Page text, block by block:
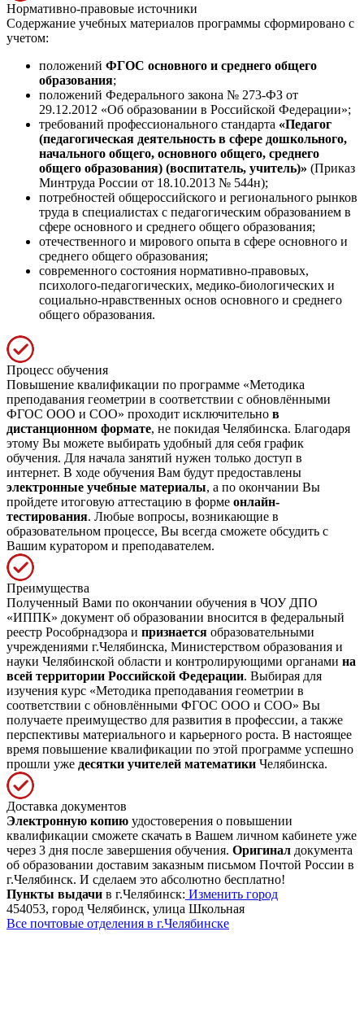
Нормативно-правовые источники
Содержание учебных материалов программы сформировано с
учетом:
положений ФГОС основного и среднего общего
образования;
положений Федерального закона № 273-ФЗ от
29.12.2012 «Об образовании в Российской Федерации»;
требований профессионального стандарта «Педагог
(педагогическая деятельность в сфере дошкольного,
начального общего, основного общего, среднего
общего образования) (воспитатель, учитель)» (Приказ
Минтруда России от 18.10.2013 № 544н);
потребностей общероссийского и регионального рынков
труда в специалистах с педагогическим образованием в
сфере основного и среднего общего образования;
отечественного и мирового опыта в сфере основного и
среднего общего образования;
современного состояния нормативно-правовых,
психолого-педагогических, медико-биологических и
социально-нравственных основ основного и среднего
общего образования.
Процесс обучения
Повышение квалификации по программе «Методика
преподавания геометрии в соответствии с обновлёнными
ФГОС ООО и СОО» проходит исключительно в
дистанционном формате, не покидая Челябинска. Благодаря
этому Вы можете выбирать удобный для себя график
обучения. Для начала занятий нужен только доступ в
интернет. В ходе обучения Вам будут предоставлены
электронные учебные материалы, а по окончании Вы
пройдете итоговую аттестацию в форме онлайн-
тестирования. Любые вопросы, возникающие в
образовательном процессе, Вы всегда сможете обсудить с
Вашим куратором и преподавателем.
Преимущества
Полученный Вами по окончании обучения в ЧОУ ДПО
«ИППК» документ об образовании вносится в федеральный
реестр Рособрнадзора и признается образовательными
учреждениями г.Челябинска, Министерством образования и
науки Челябинской области и контролирующими органами на
всей территории Российской Федерации. Выбирая для
изучения курс «Методика преподавания геометрии в
соответствии с обновлёнными ФГОС ООО и СОО» Вы
получаете преимущество для развития в профессии, а также
перспективы материального и карьерного роста. В настоящее
время повышение квалификации по этой программе успешно
прошли уже десятки учителей математики Челябинска.
Доставка документов
Электронную копию удостоверения о повышении
квалификации сможете скачать в Вашем личном кабинете уже
через 3 дня после завершения обучения. Оригинал документа
об образовании доставим заказным письмом Почтой России в
г.Челябинск. И сделаем это абсолютно бесплатно!
Пункты выдачи в г.Челябинск: Изменить город
454053, город Челябинск, улица Школьная
Все почтовые отделения в г.Челябинске